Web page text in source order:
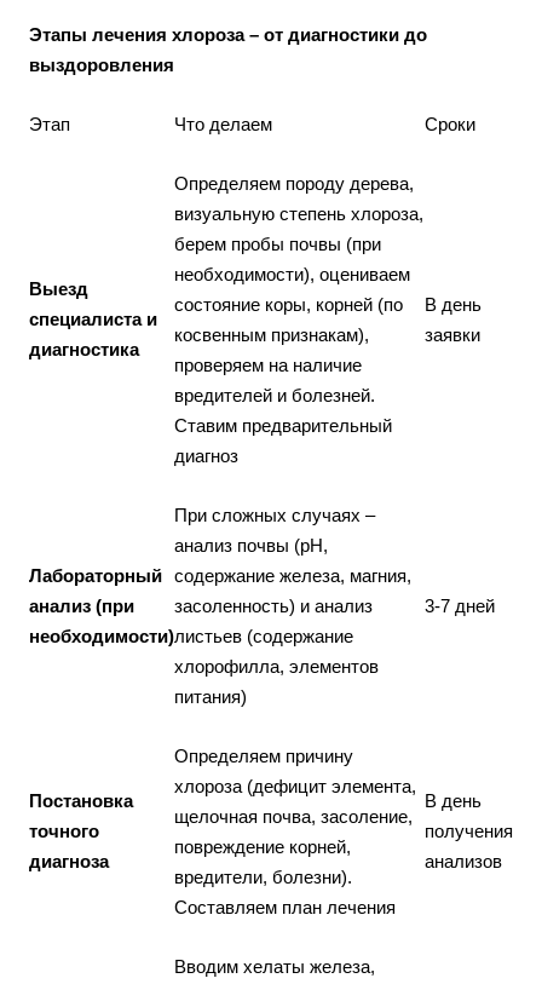
Этапы лечения хлороза – от диагностики до
выздоровления
Этап Что делаем Сроки
Выезд
специалиста и
диагностика
Определяем породу дерева,
визуальную степень хлороза,
берем пробы почвы (при
необходимости), оцениваем
состояние коры, корней (по
косвенным признакам),
проверяем на наличие
вредителей и болезней.
Ставим предварительный
диагноз
В день
заявки
Лабораторный
анализ (при
необходимости)
При сложных случаях –
анализ почвы (pH,
содержание железа, магния,
засоленность) и анализ
листьев (содержание
хлорофилла, элементов
питания)
3-7 дней
Постановка
точного
диагноза
Определяем причину
хлороза (дефицит элемента,
щелочная почва, засоление,
повреждение корней,
вредители, болезни).
Составляем план лечения
В день
получения
анализов
Вводим хелаты железа,